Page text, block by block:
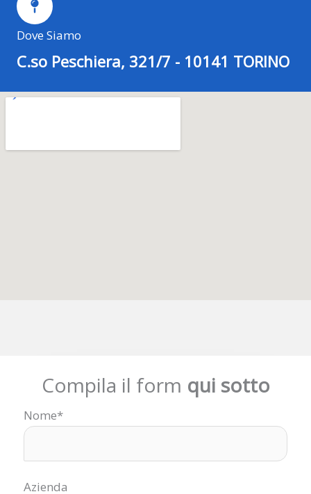
Dove Siamo
C.so Peschiera, 321/7 - 10141 TORINO
Compila il form qui sotto
Nome*
Azienda